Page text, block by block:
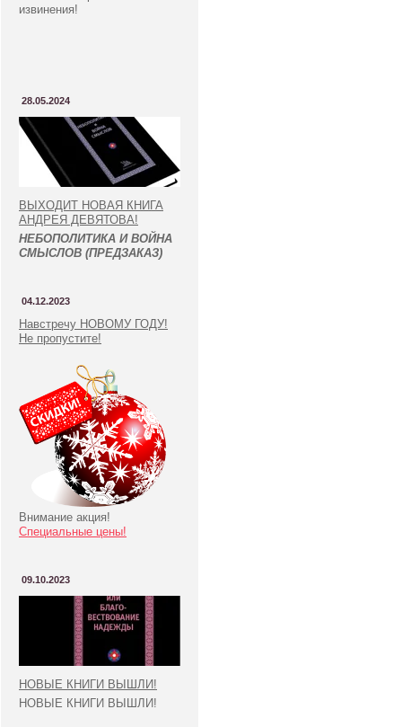
извинения!
28.05.2024
ВЫХОДИТ НОВАЯ КНИГА
АНДРЕЯ ДЕВЯТОВА!
НЕБОПОЛИТИКА И ВОЙНА
СМЫСЛОВ (ПРЕДЗАКАЗ)
04.12.2023
Навстречу НОВОМУ ГОДУ!
Не пропустите!
Внимание акция!
Специальные цены!
09.10.2023
НОВЫЕ КНИГИ ВЫШЛИ!
НОВЫЕ КНИГИ ВЫШЛИ!